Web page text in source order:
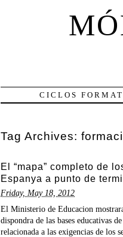
CICLOS
Tag Archives:
El “mapa” completo de
Espanya a punto de
Friday, May 18, 2012
El Ministerio de Educacion
dispondra de las bases educativas
relacionada a las exigencias de los